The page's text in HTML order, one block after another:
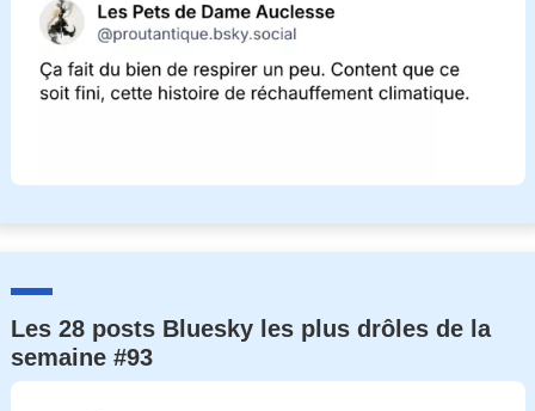
Les 28 posts Bluesky les plus drôles de la
semaine #93